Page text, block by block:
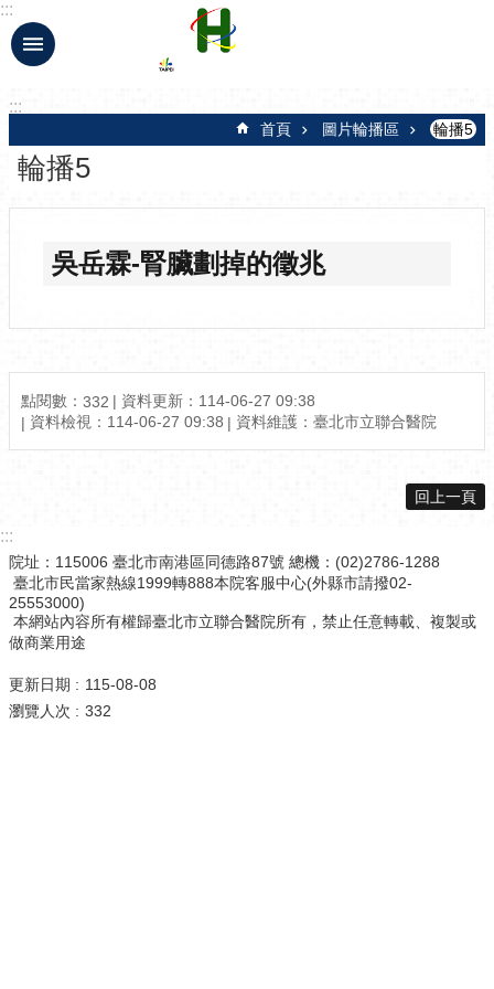
跳到主要內容區塊
:::
:::
首頁 圖片輪播區 輪播5
輪播5
吳岳霖-腎臟劃掉的徵兆
點閱數： 332
資料更新：114-06-27 09:38
資料檢視：114-06-27 09:38
資料維護：臺北市立聯合醫院
回上一頁
:::
院址：115006 臺北市南港區同德路87號 總機：(02)2786-1288
臺北市民當家熱線1999轉888本院客服中心(外縣市請撥02-
25553000)
本網站內容所有權歸臺北市立聯合醫院所有，禁止任意轉載、複製或
做商業用途
更新日期
115-08-08
瀏覽人次
332